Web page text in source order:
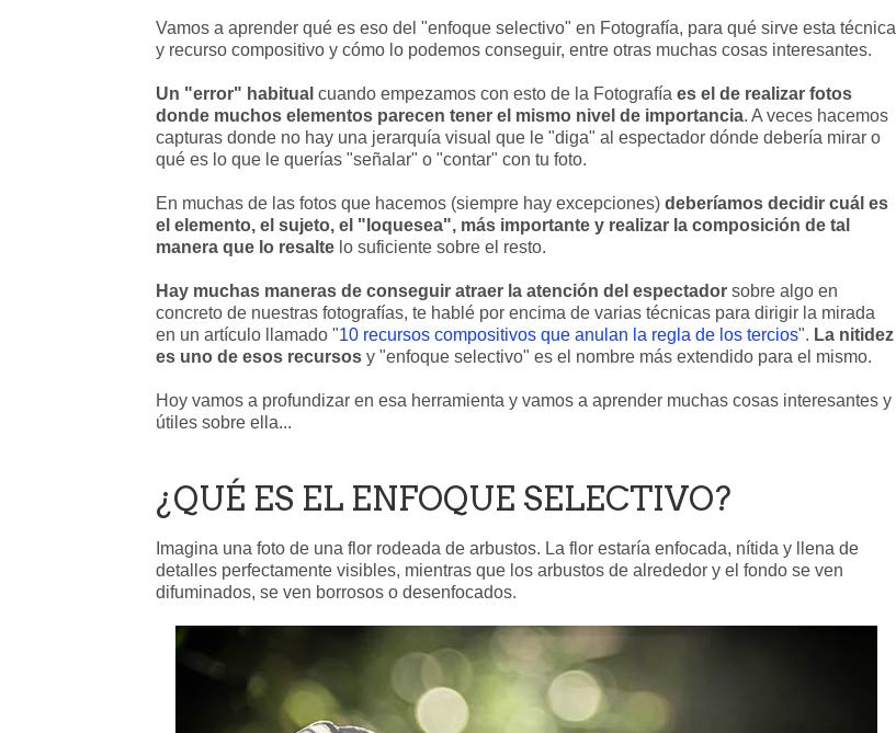
Vamos a aprender qué es eso del "enfoque selectivo" en Fotografía, para qué sirve esta técnica
y recurso compositivo y cómo lo podemos conseguir, entre otras muchas cosas interesantes.
Un "error" habitual cuando empezamos con esto de la Fotografía es el de realizar fotos
donde muchos elementos parecen tener el mismo nivel de importancia. A veces hacemos
capturas donde no hay una jerarquía visual que le "diga" al espectador dónde debería mirar o
qué es lo que le querías "señalar" o "contar" con tu foto.
En muchas de las fotos que hacemos (siempre hay excepciones) deberíamos decidir cuál es
el elemento, el sujeto, el "loquesea", más importante y realizar la composición de tal
manera que lo resalte lo suficiente sobre el resto.
Hay muchas maneras de conseguir atraer la atención del espectador sobre algo en
concreto de nuestras fotografías, te hablé por encima de varias técnicas para dirigir la mirada
en un artículo llamado "10 recursos compositivos que anulan la regla de los tercios". La nitidez
es uno de esos recursos y "enfoque selectivo" es el nombre más extendido para el mismo.
Hoy vamos a profundizar en esa herramienta y vamos a aprender muchas cosas interesantes y
útiles sobre ella...
¿QUÉ ES EL ENFOQUE SELECTIVO?
Imagina una foto de una flor rodeada de arbustos. La flor estaría enfocada, nítida y llena de
detalles perfectamente visibles, mientras que los arbustos de alrededor y el fondo se ven
difuminados, se ven borrosos o desenfocados.